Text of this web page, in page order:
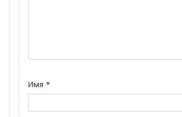
Имя *